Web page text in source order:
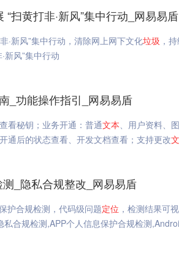
扫黄打非·新风”集中行动_网易易盾
·新风”集中行动，清除网上网下文化垃圾 ，
新风”集中行动
_功能操作指引_网易易盾
看秘钥；业务开通：普通文本、用户资料、
通后的状态查看、开发文档查看；支持更改
_隐私合规整改_网易易盾
护合规检测，代码级问题定位 ，检测结果可
合规检测,APP个人信息保护合规检测